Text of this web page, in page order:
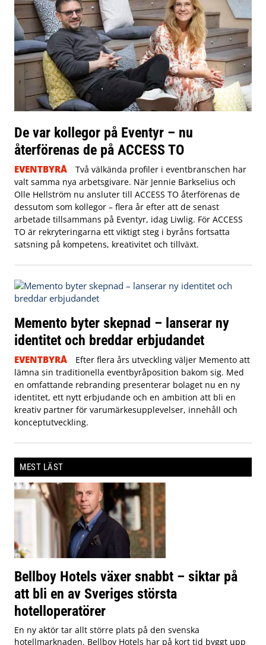
De var kollegor på Eventyr – nu
återförenas de på ACCESS TO
EVENTBYRÅ
Två välkända profiler i eventbranschen har
valt samma nya arbetsgivare. När Jennie Barkselius och
Olle Hellström nu ansluter till ACCESS TO återförenas de
dessutom som kollegor – flera år efter att de senast
arbetade tillsammans på Eventyr, idag Liwlig. För ACCESS
TO är rekryteringarna ett viktigt steg i byråns fortsatta
satsning på kompetens, kreativitet och tillväxt.
Memento byter skepnad – lanserar ny
identitet och breddar erbjudandet
EVENTBYRÅ
Efter flera års utveckling väljer Memento att
lämna sin traditionella eventbyråposition bakom sig. Med
en omfattande rebranding presenterar bolaget nu en ny
identitet, ett nytt erbjudande och en ambition att bli en
kreativ partner för varumärkesupplevelser, innehåll och
konceptutveckling.
MEST LÄST
Bellboy Hotels växer snabbt – siktar på
att bli en av Sveriges största
hotelloperatörer
En ny aktör tar allt större plats på den svenska
hotellmarknaden. Bellboy Hotels har på kort tid byggt upp